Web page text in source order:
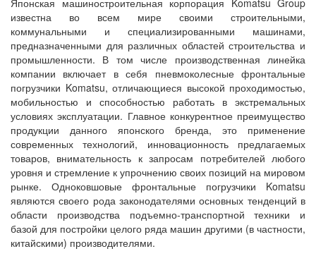
Японская машиностроительная корпорация Komatsu Group
известна во всем мире своими строительными,
коммунальными и специализированными машинами,
предназначенными для различных областей строительства и
промышленности. В том числе производственная линейка
компании включает в себя пневмоколесные фронтальные
погрузчики Komatsu, отличающиеся высокой проходимостью,
мобильностью и способностью работать в экстремальных
условиях эксплуатации. Главное конкурентное преимущество
продукции данного японского бренда, это применение
современных технологий, инновационность предлагаемых
товаров, внимательность к запросам потребителей любого
уровня и стремление к упрочнению своих позиций на мировом
рынке. Одноковшовые фронтальные погрузчики Komatsu
являются своего рода законодателями основных тенденций в
области производства подъемно-транспортной техники и
базой для постройки целого ряда машин другими (в частности,
китайскими) производителями.